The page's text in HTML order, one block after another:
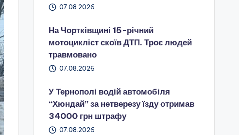
07.08.2026
На Чортківщині 15-річний
мотоцикліст скоїв ДТП. Троє людей
травмовано
07.08.2026
У Тернополі водій автомобіля
“Хюндай” за нетверезу їзду отримав
34000 грн штрафу
07.08.2026